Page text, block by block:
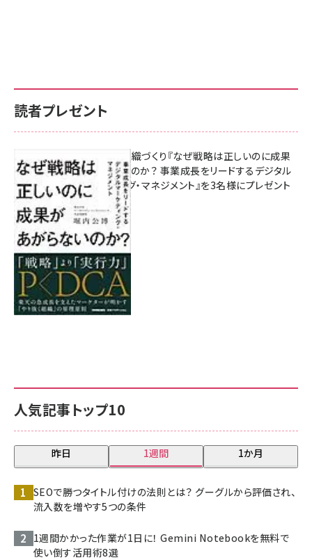
人気記事トップ10
昨日 1週間 1か月
SEOで勝つタイトル付けの法則とは？ グーグルから評価され、
流入数を増やす5つの条件
1週間かかった作業が1日に！ Gemini Notebookを無料で
使い倒す活用術8選
読者プレゼント
成果を生む組織づくり『なぜ戦略は正しいのに成果
があがらないのか？ 事業成長をリードするデジタル
マーケティング・マネジメント』を3名様にプレゼント
8月7日 10:00